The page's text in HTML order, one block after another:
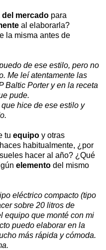
del mercado para
al elaborarla?
la misma antes de
de ese estilo, pero no
Me leí atentamente las
Baltic Porter y en la receta
pude.
hice de ese estilo y
tu equipo y otras
habitualmente, ¿por
hacer al año? ¿Qué
elemento del mismo
eléctrico compacto (tipo
sobre 20 litros de
equipo que monté con mi
puedo elaborar en la
más rápida y cómoda.